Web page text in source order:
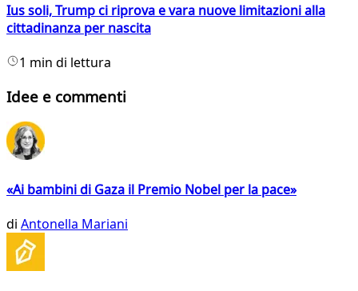
Ius soli, Trump ci riprova e vara nuove limitazioni alla
cittadinanza per nascita
1 min di lettura
Idee e commenti
«Ai bambini di Gaza il Premio Nobel per la pace»
di Antonella Mariani